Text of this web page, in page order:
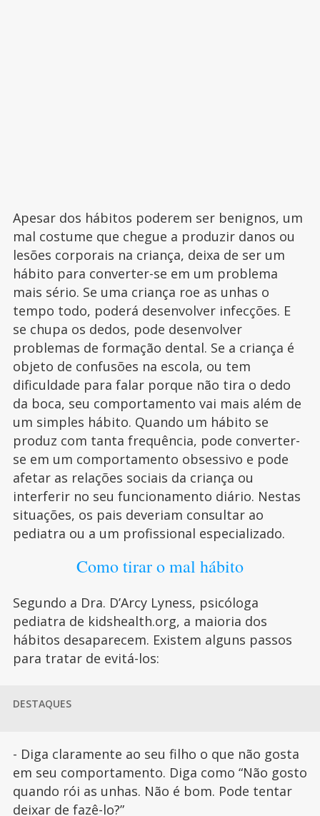
Apesar dos hábitos poderem ser benignos, um
mal costume que chegue a produzir danos ou
lesões corporais na criança, deixa de ser um
hábito para converter-se em um problema
mais sério. Se uma criança roe as unhas o
tempo todo, poderá desenvolver infecções. E
se chupa os dedos, pode desenvolver
problemas de formação dental. Se a criança é
objeto de confusões na escola, ou tem
dificuldade para falar porque não tira o dedo
da boca, seu comportamento vai mais além de
um simples hábito. Quando um hábito se
produz com tanta frequência, pode converter-
se em um comportamento obsessivo e pode
afetar as relações sociais da criança ou
interferir no seu funcionamento diário. Nestas
situações, os pais deveriam consultar ao
pediatra ou a um profissional especializado.
Como tirar o mal hábito
Segundo a Dra. D’Arcy Lyness, psicóloga
pediatra de kidshealth.org, a maioria dos
hábitos desaparecem. Existem alguns passos
para tratar de evitá-los:
DESTAQUES
- Diga claramente ao seu filho o que não gosta
em seu comportamento. Diga como “Não gosto
quando rói as unhas. Não é bom. Pode tentar
deixar de fazê-lo?”